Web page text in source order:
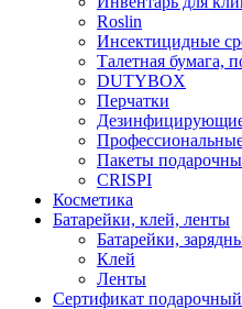
Roslin
Инсектицидные
Талетная бумага,
DUTYBOX
Перчатки
Дезинфицирующие
Пакеты
CRISPI
Косметика
Батарейки, клей, ленты
Батарейки,
Клей
Ленты
Сертификат подарочный